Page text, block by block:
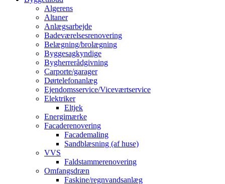
Algerens
Altaner
Anlægsarbejde
Badeværelsesrenovering
Belægning/brolægning
Byggesagkyndige
Bygherrerådgivning
Carporte/garager
Dørtelefonanlæg
Ejendomsservice/Viceværtservice
Elektriker
Eltjek
Energimærke
Facaderenovering
Facademaling
Sandblæsning (af huse)
VVS
Faldstammerenovering
Omfangsdræn
Faskine/regnvandsanlæg